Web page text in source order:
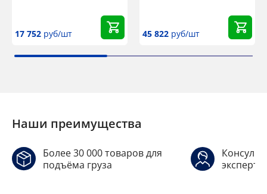
17 752 руб/шт 45 822 руб/шт
Наши преимущества
Более 30 000 товаров для
подъёма груза